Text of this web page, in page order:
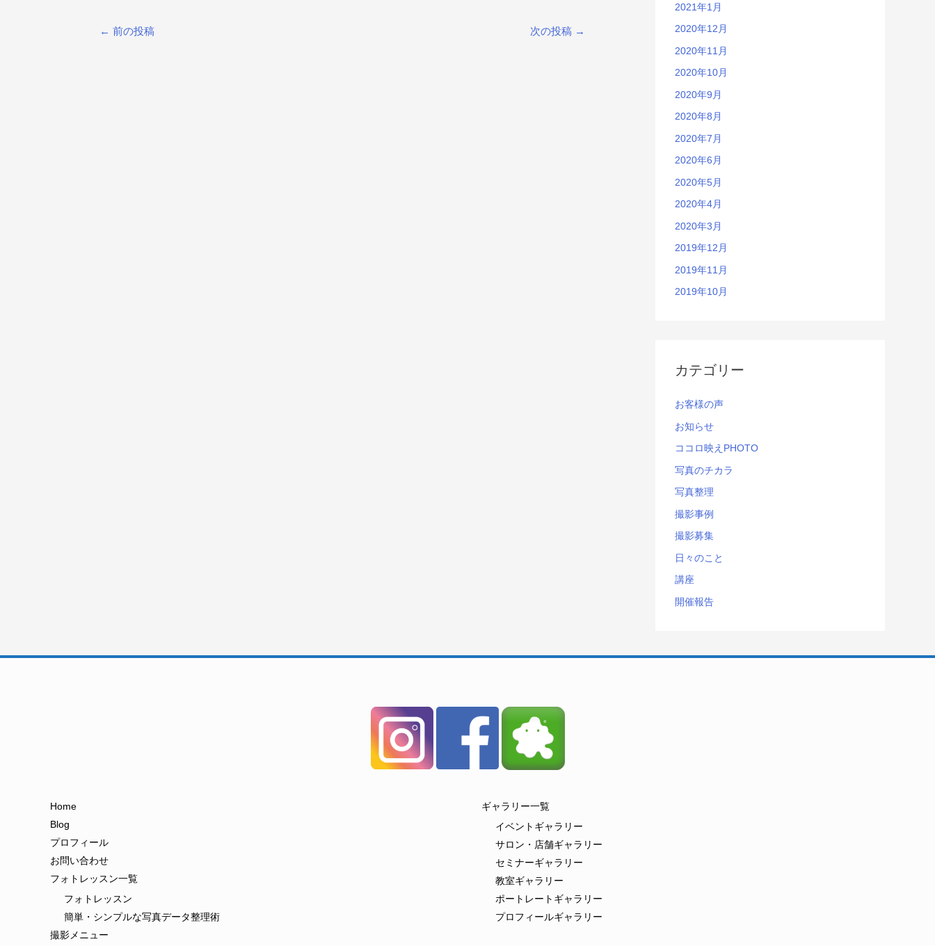
投
← 前の投稿 次の投稿 →
2021年1月
2020年12月
2020年11月
2020年10月
2020年9月
2020年8月
2020年7月
2020年6月
2020年5月
2020年4月
2020年3月
2019年12月
2019年11月
2019年10月
カテゴリー
お客様の声
お知らせ
ココロ映えPHOTO
写真のチカラ
写真整理
撮影事例
撮影募集
日々のこと
講座
開催報告
Home
Blog
プロフィール
お問い合わせ
フォトレッスン一覧
フォトレッスン
簡単・シンプルな写真データ整理術
撮影メニュー
ギャラリー一覧
イベントギャラリー
サロン・店舗ギャラリー
セミナーギャラリー
教室ギャラリー
ポートレートギャラリー
プロフィールギャラリー